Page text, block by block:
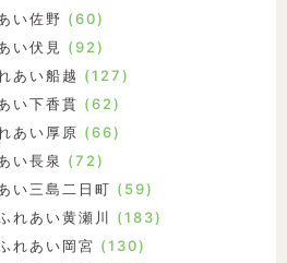
い佐野 (60)
い伏見
(92)
あい船越 (127)
い下香貫 (62)
あい厚原 (66)
い長泉 (72)
い三島二日町 (59)
れあい黄瀬川
(183)
れあい岡宮 (130)